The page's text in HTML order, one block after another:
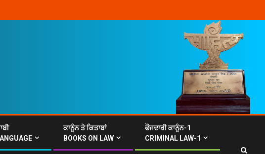
ਕਾਨੂੰਨ ਤੇ ਕਿਤਾਬਾਂ
BOOKS ON LAW
ਫੌਜਦਾਰੀ ਕਾਨੂੰਨ-1
CRIMINAL LAW-1